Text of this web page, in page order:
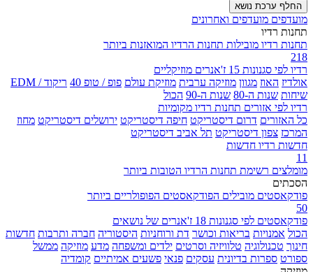
החלף ערכת נושא
מועדפים מועדפים ואחרונים
תחנות רדיו
תחנות רדיו מובילות תחנות הרדיו המואזנות ביותר
218
רדיו לפי סגנונות 15 ז'אנרים מוזיקליים
אולדיז האוז מגוון מוזיקה ערבית מוזיקת עולם פופ / טופ 40
ריקוד / EDM
שיחות שנות ה-80 שנות ה-90
הכול
רדיו לפי אזורים תחנות רדיו מקומיות
כל האזורים דרום דיסטריקט חיפה דיסטריקט ירושלים דיסטריקט מחוז
המרכז צפון דיסטריקט תל אביב דיסטריקט
חדשות רדיו חדשות
11
מומלצים רשימת תחנות הרדיו הטובות ביותר
הסכתים
פודקאסטים מובילים הפודקאסטים הפופולריים ביותר
50
פודקאסטים לפי סגנונות 18 ז'אנרים של נושאים
הכול אמנויות בריאות וכושר דת ורוחניות היסטוריה חברה ותרבות חדשות
חינוך טכנולוגיה טלוויזיה וסרטים ילדים ומשפחה מדע מוזיקה ממשל
ספורט ספרות בדיונית עסקים פנאי פשעים אמיתיים קומדיה